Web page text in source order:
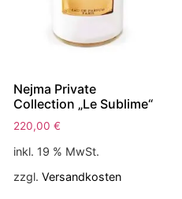
Nejma Private
Collection „Le Sublime“
220,00 €
inkl. 19 % MwSt.
zzgl. Versandkosten